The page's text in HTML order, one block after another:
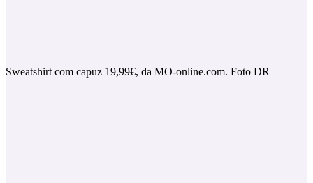
Sweatshirt com capuz 19,99€, da MO-online.com. Foto DR